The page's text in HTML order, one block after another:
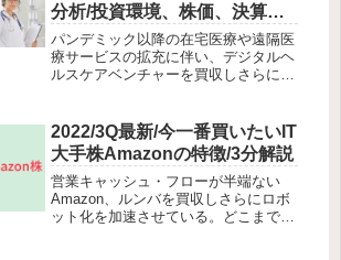
分析/投資環境、株価、決算の
状況を分析/お宝株発見で寝る
だけ投資
パンデミック以降の在宅医療や遠隔医
療サービスの拡充に伴い、デジタルヘ
ルスケアベンチャーを買収しさらに成
来性、株価を検討してみました。
2022/3Q最新/今一番買いたいIT
大手株Amazonの特徴/3分解説
営業キャッシュ・フローが半端ない
Amazon、ルンバを買収しさらにロボ
ット化を加速させている。どこまで強